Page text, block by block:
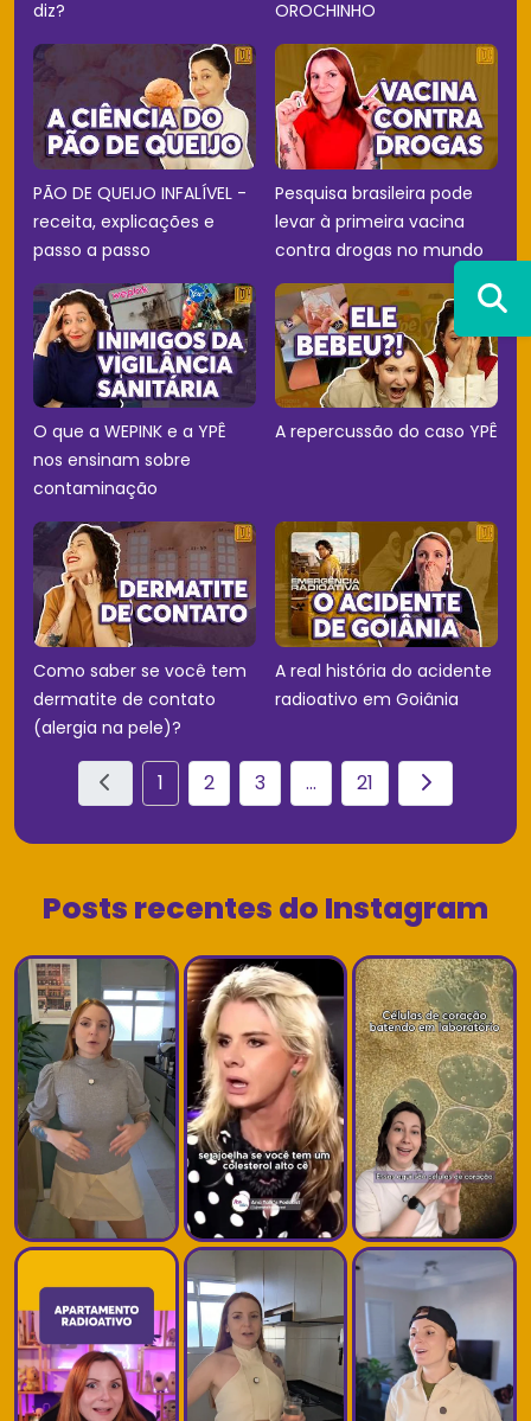
diz? OROCHINHO
PÃO DE QUEIJO INFALÍVEL -
receita, explicações e
passo a passo
Pesquisa brasileira pode
levar à primeira vacina
contra drogas no mundo
O que a WEPINK e a YPÊ
nos ensinam sobre
contaminação
A repercussão do caso YPÊ
Como saber se você tem
dermatite de contato
(alergia na pele)?
A real história do acidente
radioativo em Goiânia
1 2 3 ... 21
Posts recentes do Instagram